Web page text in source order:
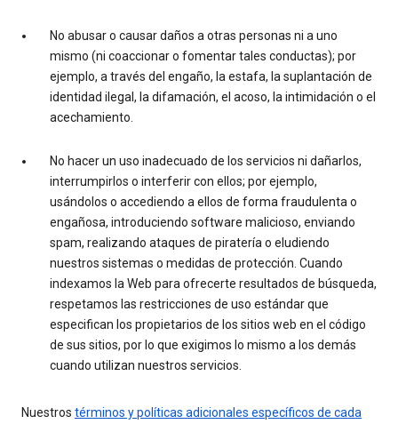
No abusar o causar daños a otras personas ni a uno
mismo (ni coaccionar o fomentar tales conductas); por
ejemplo, a través del engaño, la estafa, la suplantación de
identidad ilegal, la difamación, el acoso, la intimidación o el
acechamiento.
No hacer un uso inadecuado de los servicios ni dañarlos,
interrumpirlos o interferir con ellos; por ejemplo,
usándolos o accediendo a ellos de forma fraudulenta o
engañosa, introduciendo software malicioso, enviando
spam, realizando ataques de piratería o eludiendo
nuestros sistemas o medidas de protección. Cuando
indexamos la Web para ofrecerte resultados de búsqueda,
respetamos las restricciones de uso estándar que
especifican los propietarios de los sitios web en el código
de sus sitios, por lo que exigimos lo mismo a los demás
cuando utilizan nuestros servicios.
Nuestros términos y políticas adicionales específicos de cada